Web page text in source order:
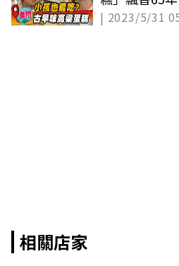
| 2023/5/31
相關店家